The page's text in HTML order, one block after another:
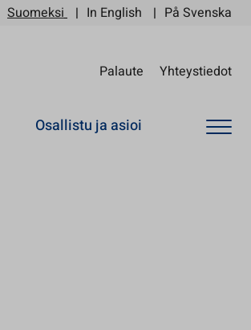
Suomeksi In English På Svenska
Palaute Yhteystiedot
Osallistu ja asioi